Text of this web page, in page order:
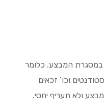
במסגרת המבצע. כלומר
וכו’ זכאים
ולא תעריף יחסי.